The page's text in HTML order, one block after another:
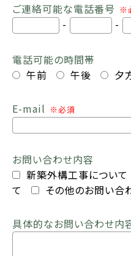
ご連絡可能な電話番号 ※
- -
電話可能の時間帯
午前
午後 夕
E-mail ※必須
お問い合わせ内容
新築外構工事について
て
その他のお問い合
具体的なお問い合わせ内